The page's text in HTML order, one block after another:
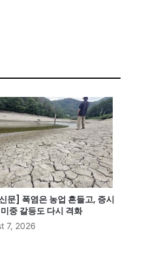
문] 폭염은 농업 흔들고, 증시
중 갈등도 다시 격화
7, 2026